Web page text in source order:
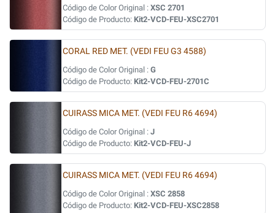
Código de Color Original : XSC 2701
Código de Producto: Kit2-VCD-FEU-XSC2701
CORAL RED MET. (VEDI FEU G3 4588)
Código de Color Original : G
Código de Producto: Kit2-VCD-FEU-2701C
CUIRASS MICA MET. (VEDI FEU R6 4694)
Código de Color Original : J
Código de Producto: Kit2-VCD-FEU-J
CUIRASS MICA MET. (VEDI FEU R6 4694)
Código de Color Original : XSC 2858
Código de Producto: Kit2-VCD-FEU-XSC2858